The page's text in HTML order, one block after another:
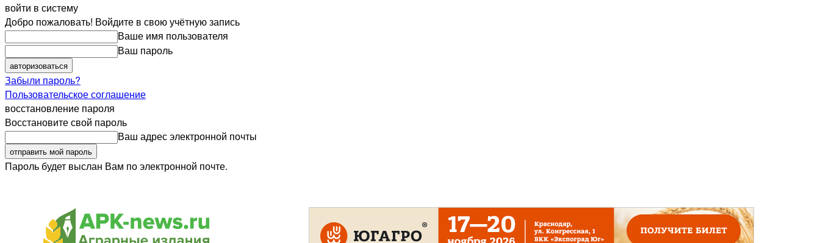
войти в систему
Добро пожаловать! Войдите в свою учётную запись
Ваше имя пользователя
Ваш пароль
Забыли пароль?
Пользовательское соглашение
восстановление пароля
Восстановите свой пароль
Ваш адрес электронной почты
Пароль будет выслан Вам по электронной почте.